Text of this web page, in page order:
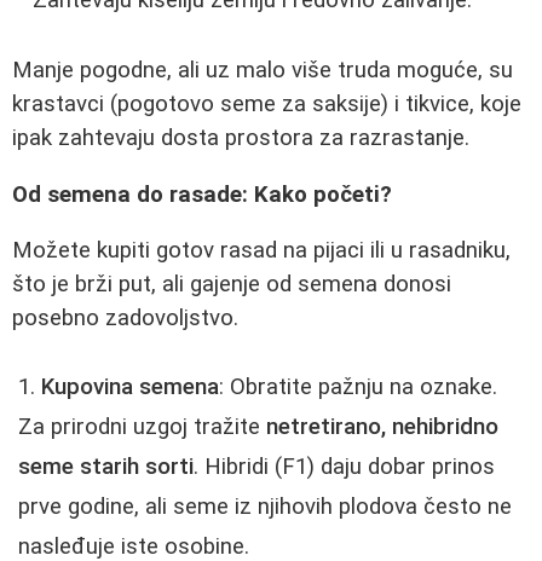
Manje pogodne, ali uz malo više truda moguće, su
krastavci (pogotovo seme za saksije) i tikvice, koje
ipak zahtevaju dosta prostora za razrastanje.
Od semena do rasade: Kako početi?
Možete kupiti gotov rasad na pijaci ili u rasadniku,
što je brži put, ali gajenje od semena donosi
posebno zadovoljstvo.
Kupovina semena: Obratite pažnju na oznake.
Za prirodni uzgoj tražite netretirano, nehibridno
seme starih sorti. Hibridi (F1) daju dobar prinos
prve godine, ali seme iz njihovih plodova često ne
nasleđuje iste osobine.